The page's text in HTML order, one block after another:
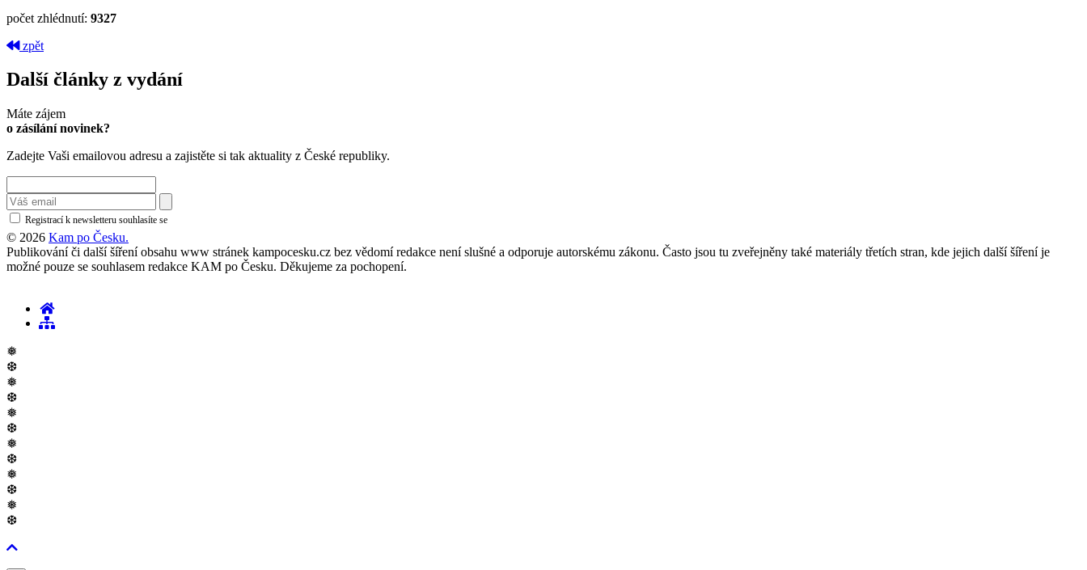
počet zhlédnutí: 9327
zpět
Další články z vydání
Máte zájem
o zásílání novinek?
Zadejte Vaši emailovou adresu a zajistěte si tak aktuality z České republiky.
Registrací k newsletteru souhlasíte se
© 2026 Kam po Česku.
Publikování či další šíření obsahu www stránek kampocesku.cz bez vědomí redakce není slušné a odporuje autorskému zákonu. Často jsou tu zveřejněny také materiály třetích stran, kde jejich další šíření je
možné pouze se souhlasem redakce KAM po Česku. Děkujeme za pochopení.
❅
❆
❅
❆
❅
❆
❅
❆
❅
❆
❅
❆